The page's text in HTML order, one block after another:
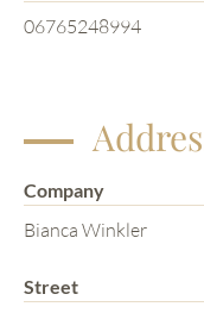
06765248994
Company
Bianca Winkler
Street